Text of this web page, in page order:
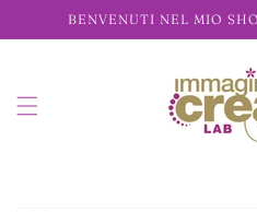
direttamente
ai contenuti
BENVENUTI NEL MIO